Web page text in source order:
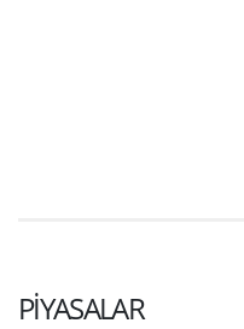
PIYASALAR